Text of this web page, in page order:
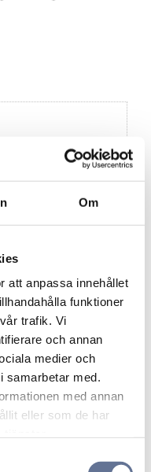
Om
att anpassa innehållet
funktioner
trafik. Vi
och annan
medier och
samarbetar med.
med annan
eller som de har
ditt betyg
i favoriter